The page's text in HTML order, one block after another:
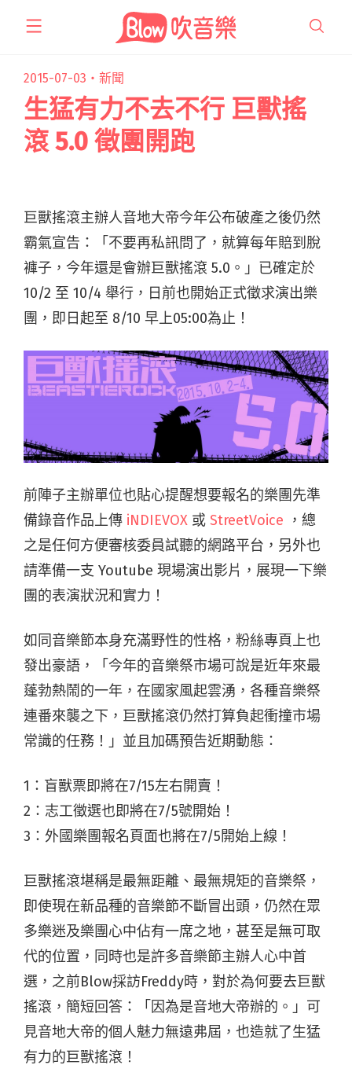
2015-07-03・ 新聞
生猛有力不去不行 巨獸搖
滾 5.0 徵團開跑
巨獸搖滾主辦人音地大帝今年公布破產之後仍然
霸氣宣告：「不要再私訊問了，就算每年賠到脫
褲子，今年還是會辦巨獸搖滾 5.0。」已確定於
10/2 至 10/4 舉行，日前也開始正式徵求演出樂
團，即日起至 8/10 早上05:00為止！
前陣子主辦單位也貼心提醒想要報名的樂團先準
備錄音作品上傳 iNDIEVOX 或 StreetVoice ，總
之是任何方便審核委員試聽的網路平台，另外也
請準備一支 Youtube 現場演出影片，展現一下樂
團的表演狀況和實力！
如同音樂節本身充滿野性的性格，粉絲專頁上也
發出豪語，「今年的音樂祭市場可說是近年來最
蓬勃熱鬧的一年，在國家風起雲湧，各種音樂祭
連番來襲之下，巨獸搖滾仍然打算負起衝撞市場
常識的任務！」並且加碼預告近期動態：
1：盲獸票即將在7/15左右開賣！
2：志工徵選也即將在7/5號開始！
3：外國樂團報名頁面也將在7/5開始上線！
巨獸搖滾堪稱是最無距離、最無規矩的音樂祭，
即使現在新品種的音樂節不斷冒出頭，仍然在眾
多樂迷及樂團心中佔有一席之地，甚至是無可取
代的位置，同時也是許多音樂節主辦人心中首
選，之前Blow採訪Freddy時，對於為何要去巨獸
搖滾，簡短回答：「因為是音地大帝辦的。」可
見音地大帝的個人魅力無遠弗屆，也造就了生猛
有力的巨獸搖滾！